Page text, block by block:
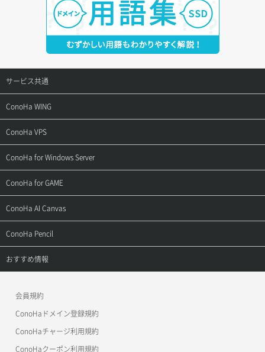
サービス共通
サポートトップ
ご契約・お支払い
用語集
お問い合わせ
ConoHa WING
サポートトップ
ご利用ガイド
お乗り換えガイド
よくある質問
ConoHa VPS
サポートトップ
ご利用ガイド
APIドキュメントVPS2.0
APIドキュメントVPS3.0
ConoHa for Windows Server
サポートトップ
ご利用ガイド
APIドキュメントVPS2.0
APIドキュメントVPS3.0
ConoHa for GAME
サポートトップ
ご利用ガイド
ConoHa AI Canvas
サポートトップ
ご利用ガイド
ConoHa Pencil
サポートトップ
おすすめ情報
美雲このは徹底ガイド
会員規約
ConoHaドメイン登録規約
ConoHaチャージ利用規約
ConoHaクーポン利用規約